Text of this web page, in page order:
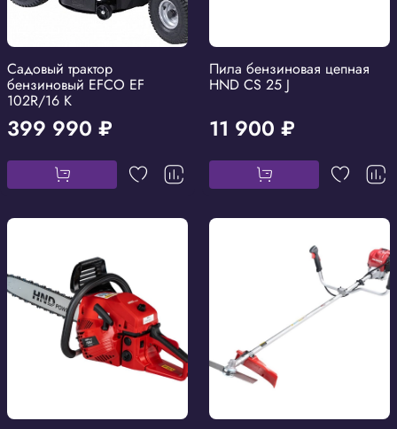
Садовый трактор
бензиновый EFCO EF
102R/16 K
399 990 ₽
Пила бензиновая цепная
HND CS 25 J
11 900 ₽